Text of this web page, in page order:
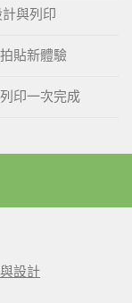
與列印
貼新體驗
印一次完成
設計